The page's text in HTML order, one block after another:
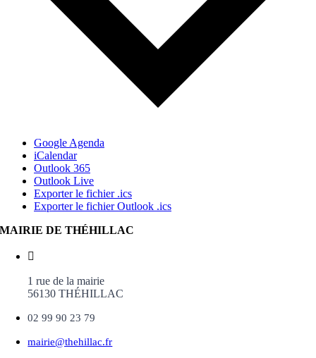
Google Agenda
iCalendar
Outlook 365
Outlook Live
Exporter le fichier .ics
Exporter le fichier Outlook .ics
MAIRIE DE THÉHILLAC
1 rue de la mairie
56130 THÉHILLAC
02 99 90 23 79
mairie@thehillac.fr